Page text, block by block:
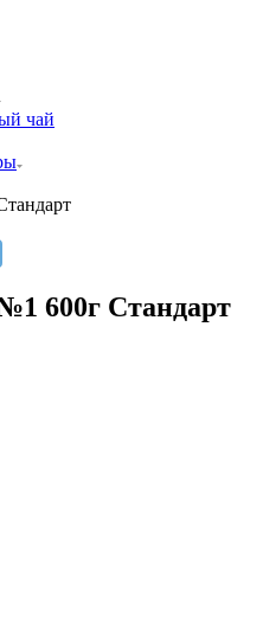
чай
600г Стандарт